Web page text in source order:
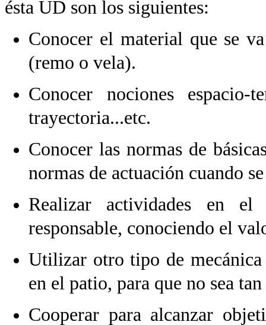
ésta UD son los siguientes:
Conocer el material que se
(remo o vela).
Conocer nociones espacio-
trayectoria...etc.
Conocer las normas de
normas de actuación cuando
Realizar actividades en
responsable, conociendo el
Utilizar otro tipo de
en el patio, para que no sea
Cooperar para alcanzar